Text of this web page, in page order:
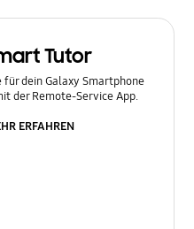
Tutor
dein Galaxy Smartphone
der Remote-Service App.
ERFAHREN